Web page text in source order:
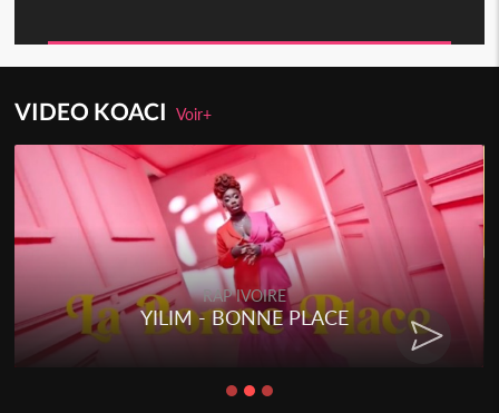
VIDEO KOACIVoir+
RAP IVOIRE
YILIM - BONNE PLACE